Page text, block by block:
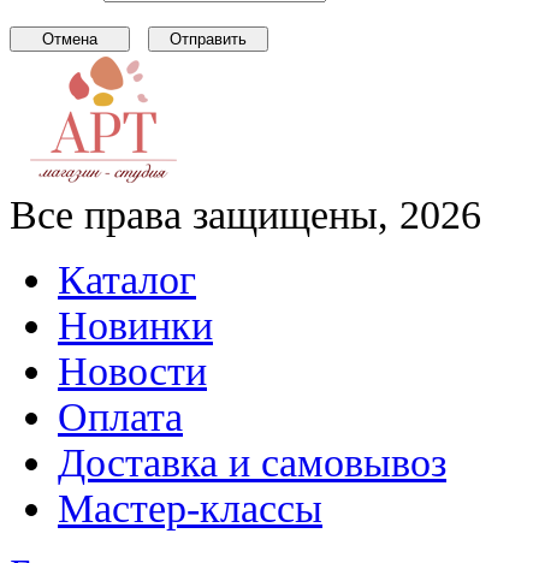
Все права защищены, 2026
Каталог
Новинки
Новости
Оплата
Доставка и самовывоз
Мастер-классы